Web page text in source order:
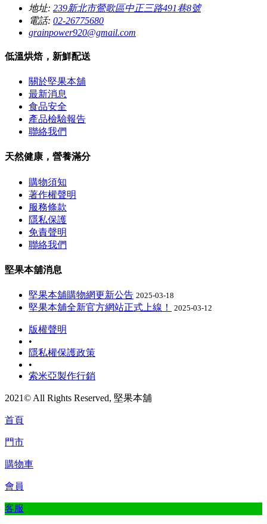
地址: 239新北市鶯歌區中正三路491巷8號
電話: 02-26775680
grainpower920@gmail.com
低溫烘焙，新鮮配送
關於堅果本舖
最新消息
食品安全
產品檢驗報告
聯絡我們
天然健康，營養滿分
購物須知
著作權聲明
服務條款
隱私保護
免責聲明
聯絡我們
堅果本舖消息
堅果本舖購物網更新公告 2025-03-18
堅果本舖全新官方網站正式上線！ 2025-03-12
版權聲明
•
隱私權保護政策
•
索米亞製作行銷
2021© All Rights Reserved, 堅果本舖
首頁
門市
購物車
會員
客服